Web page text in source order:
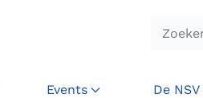
Events De NSV